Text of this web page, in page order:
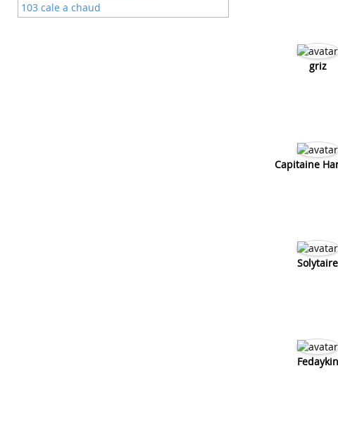
103 cale a chaud
griz
Capitaine
Solytaire
Fedaykin